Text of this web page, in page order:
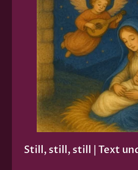
Still, still, still | Text